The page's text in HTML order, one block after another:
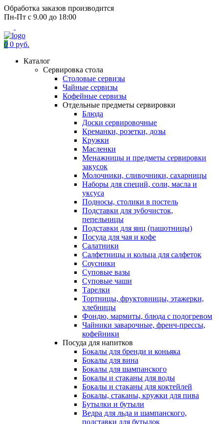
Обработка заказов производится
Пн-Пт с 9.00 до 18:00
0 0 руб.
Каталог
Сервировка стола
Столовые сервизы
Чайные сервизы
Кофейные сервизы
Отдельные предметы сервировки
Блюда
Доски сервировочные
Креманки, розетки, дозы
Кружки
Масленки
Менажницы и предметы сервировки
закусок
Молочники, сливочники, сахарницы
Наборы для специй, соли, масла и
уксуса
Подносы, столики в постель
Подставки для зубочисток,
пепельницы
Подставки для яиц (пашотницы)
Посуда для чая и кофе
Салатники
Салфетницы и кольца для салфеток
Соусники
Суповые вазы
Суповые чаши
Тарелки
Тортницы, фруктовницы, этажерки,
хлебницы
Фондю, мармиты, блюда с подогревом
Чайники заварочные, френч-прессы,
кофейники
Посуда для напитков
Бокалы для бренди и коньяка
Бокалы для вина
Бокалы для шампанского
Бокалы и стаканы для воды
Бокалы и стаканы для коктейлей
Бокалы, стаканы, кружки для пива
Бутылки и бутыли
Ведра для льда и шампанского,
подставки для бутылок